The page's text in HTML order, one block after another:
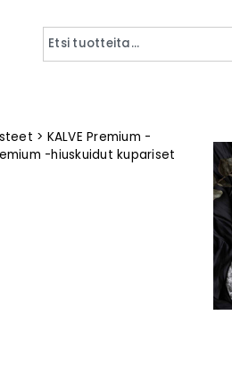
> KALVE Premium -
-hiuskuidut kupariset